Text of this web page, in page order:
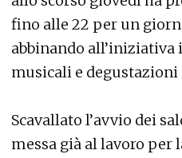
fino alle 22 per un
abbinando
musicali e degustazioni
Scavallato l’avvio dei
messa già al lavoro per